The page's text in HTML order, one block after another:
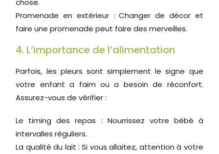
chose.
Promenade en extérieur : Changer de décor et
faire une promenade peut faire des merveilles.
4. L’importance de l’alimentation
Parfois, les pleurs sont simplement le signe que
votre enfant a faim ou a besoin de réconfort.
Assurez-vous de vérifier :
Le timing des repas : Nourrissez votre bébé à
intervalles réguliers.
La qualité du lait : Si vous allaitez, attention à votre